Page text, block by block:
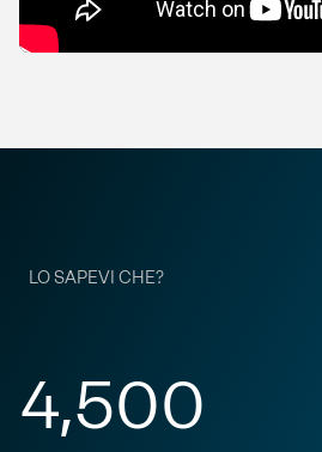
LO SAPEVI CHE?
4,500